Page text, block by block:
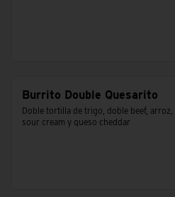
Burrito Double Quesarito
Doble tortilla de trigo, doble beef, arroz,
sour cream y queso cheddar